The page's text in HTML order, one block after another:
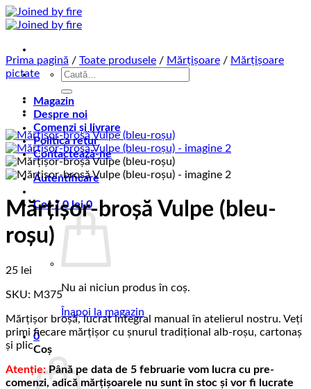
Skip
to
Caută
Magazin
Despre noi
Comenzi și livrare
Politica retur
Contactează-ne
Autentificare
Coș /0lei 0
Nu ai niciun produs în coș.
Înapoi la magazin
0
Coș
Prima pagină / Toate produsele / Mărțișoare / Mărțișoare
pictate
Mărțișor-broșă Vulpe (bleu-
roșu)
25 lei
SKU: M375
Mărțișor broșă, lucrat integral manual în atelierul nostru. Veți
primi fiecare mărțișor cu șnurul tradițional alb-roșu, cartonaș
și plic.
Atenție: Până pe data de 5 februarie vom lucra cu pre-
comenzi, adică mărțișoarele nu sunt în stoc și vor fi lucrate